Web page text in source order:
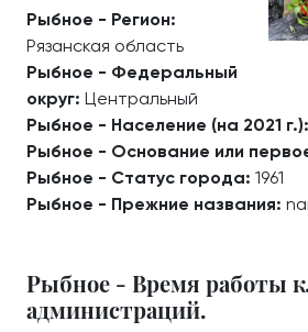
Рыбное - Регион:
Рязанская область
Рыбное - Федеральный
округ: Центральный
Рыбное - Население (на 2021 г.):
Рыбное - Основание или
Рыбное - Статус города: 1961
Рыбное - Прежние названия:
Рыбное - Время работы
администраций.